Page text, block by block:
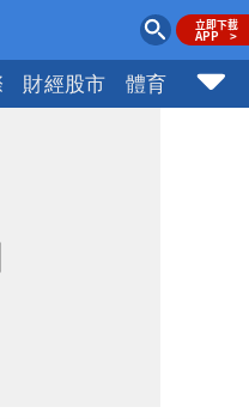
財經股市 體育 壹蘋
！明天「7縣市」達